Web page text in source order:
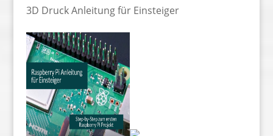
3D Druck Anleitung für Einsteiger